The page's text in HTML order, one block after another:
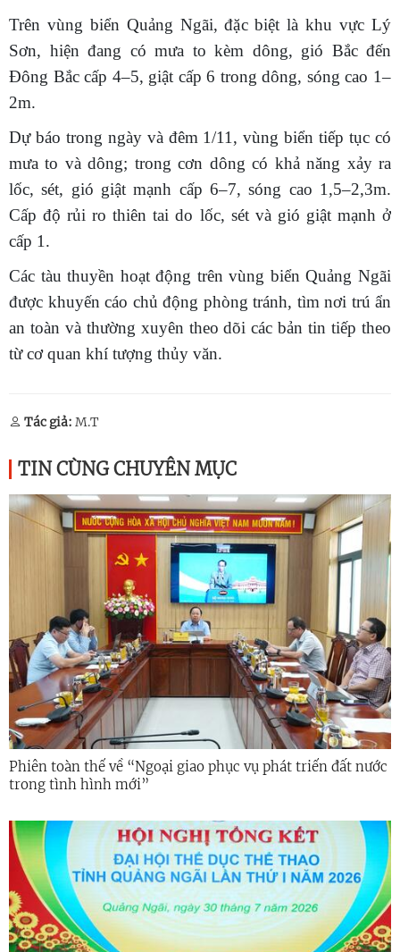
Trên vùng biển Quảng Ngãi, đặc biệt là khu vực Lý
Sơn, hiện đang có mưa to kèm dông, gió Bắc đến
Đông Bắc cấp 4–5, giật cấp 6 trong dông, sóng cao 1–
2m.
Dự báo trong ngày và đêm 1/11, vùng biển tiếp tục có
mưa to và dông; trong cơn dông có khả năng xảy ra
lốc, sét, gió giật mạnh cấp 6–7, sóng cao 1,5–2,3m.
Cấp độ rủi ro thiên tai do lốc, sét và gió giật mạnh ở
cấp 1.
Các tàu thuyền hoạt động trên vùng biển Quảng Ngãi
được khuyến cáo chủ động phòng tránh, tìm nơi trú ẩn
an toàn và thường xuyên theo dõi các bản tin tiếp theo
từ cơ quan khí tượng thủy văn.
Tác giả: M.T
TIN CÙNG CHUYÊN MỤC
Phiên toàn thể về “Ngoại giao phục vụ phát triển đất nước
trong tình hình mới”